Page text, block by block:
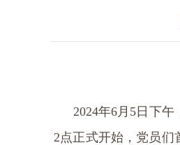
2024年6 月 5日下午
2点正式开始，党员